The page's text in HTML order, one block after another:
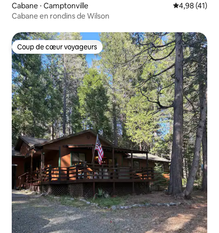
Cabane ⋅ Camptonville Évaluation
4,98 (41)
Cabane en rondins de Wilson
Coup de cœur voyageurs
Coup de cœur voyageurs